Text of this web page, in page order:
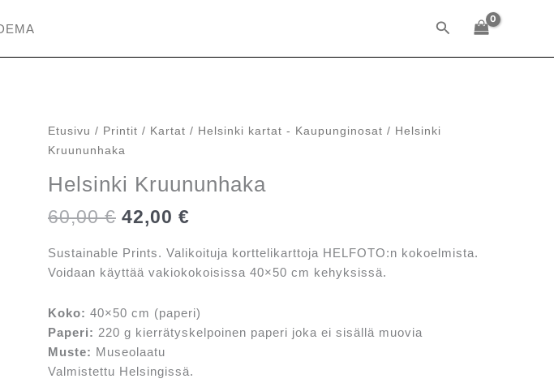
Hae
Etusivu / Printit / Kartat / Helsinki kartat - Kaupunginosat / Helsinki
Kruununhaka
Helsinki Kruununhaka
60,00€ Alkuperäinen
oli:
60,00 €.
42,00 €
on:
42,00 €.
Sustainable Prints. Valikoituja korttelikarttoja HELFOTO:n kokoelmista.
Voidaan käyttää vakiokokoisissa 40×50 cm kehyksissä.
Koko: 40×50 cm (paperi)
Paperi: 220 g kierrätyskelpoinen paperi joka ei sisällä muovia
Muste: Museolaatu
Valmistettu Helsingissä.